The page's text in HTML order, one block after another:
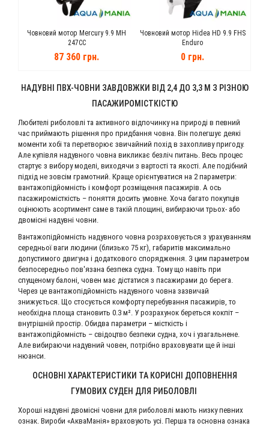
Човновий мотор Mercury 9.9 MH
247CC
87 360 грн.
Човновий мотор Hidea HD 9.9 FHS
Enduro
0 грн.
НАДУВНІ ПВХ-ЧОВНИ ЗАВДОВЖКИ ВІД 2,4 ДО 3,3 М З РІЗНОЮ
ПАСАЖИРОМІСТКІСТЮ
Любителі риболовлі та активного відпочинку на природі в певний
час приймають рішення про придбання човна. Він полегшує деякі
моменти хобі та перетворює звичайний похід в захопливу пригоду.
Але купівля надувного човна викликає безліч питань. Весь процес
стартує з вибору моделі, виходячи з вартості та якості. Але подібний
підхід не зовсім грамотний. Краще орієнтуватися на 2 параметри:
вантажопідйомність і комфорт розміщення пасажирів. А ось
пасажиромісткість – поняття досить умовне. Хоча багато покупців
оцінюють асортимент саме в такій площині, вибираючи трьох- або
двомісні надувні човни.
Вантажопідйомність надувного човна розраховується з урахуванням
середньої ваги людини (близько 75 кг), габаритів максимально
допустимого двигуна і додаткового спорядження. З цим параметром
безпосередньо пов'язана безпека судна. Тому що навіть при
спущеному балоні, човен має дістатися з пасажирами до берега.
Через це вантажопідйомність надувного човна зазвичай
знижується. Що стосується комфорту перебування пасажирів, то
необхідна площа становить 0.3 м². У розрахунок береться кокпіт –
внутрішній простір. Обидва параметри – місткість і
вантажопідйомність – свідоцтво безпеки судна, хоч і узагальнене.
Але вибираючи надувний човен, потрібно враховувати ще й інші
нюанси.
ОСНОВНІ ХАРАКТЕРИСТИКИ ТА КОРИСНІ ДОПОВНЕННЯ
ГУМОВИХ СУДЕН ДЛЯ РИБОЛОВЛІ
Хороші надувні двомісні човни для риболовлі мають низку певних
ознак. Вироби «АкваМанія» враховують усі. Перша та основна ознака